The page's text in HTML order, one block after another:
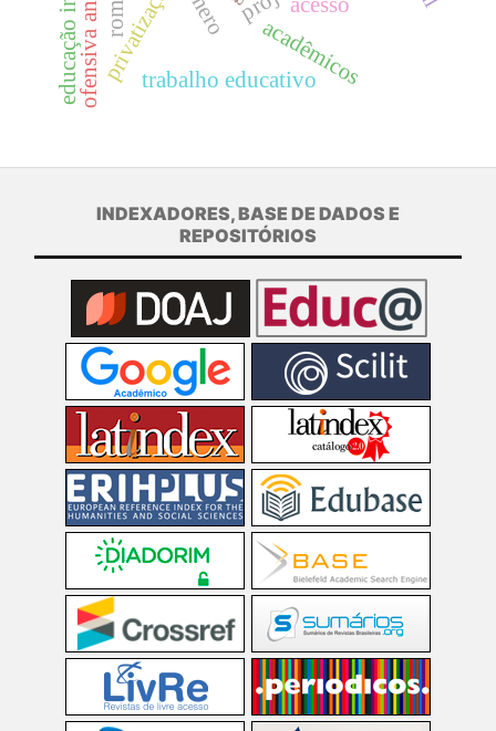
privatização acadêmicos
trabalho educativo
INDEXADORES, BASE DE DADOS E
REPOSITÓRIOS